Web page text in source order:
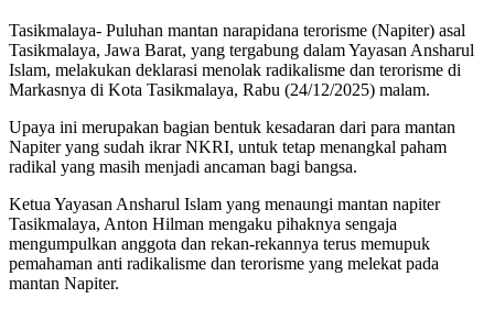
Tasikmalaya- Puluhan mantan narapidana terorisme (Napiter) asal
Tasikmalaya, Jawa Barat, yang tergabung dalam Yayasan Ansharul
Islam, melakukan deklarasi menolak radikalisme dan terorisme di
Markasnya di Kota Tasikmalaya, Rabu (24/12/2025) malam.
Upaya ini merupakan bagian bentuk kesadaran dari para mantan
Napiter yang sudah ikrar NKRI, untuk tetap menangkal paham
radikal yang masih menjadi ancaman bagi bangsa.
Ketua Yayasan Ansharul Islam yang menaungi mantan napiter
Tasikmalaya, Anton Hilman mengaku pihaknya sengaja
mengumpulkan anggota dan rekan-rekannya terus memupuk
pemahaman anti radikalisme dan terorisme yang melekat pada
mantan Napiter.